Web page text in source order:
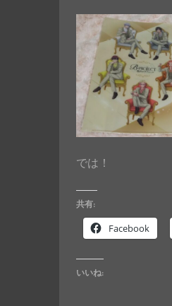
では！
共有:
Facebook
いいね: